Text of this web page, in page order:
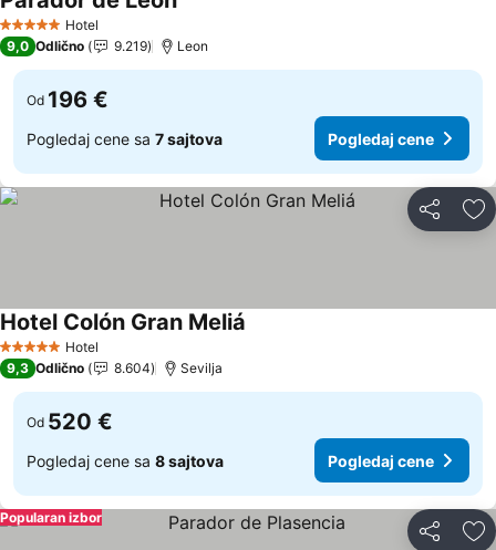
5 ZvezdiceHotel
Pogledaj cene
9,0 Odlično 9.219 Leon
Od 196 €
Pogledaj cene sa 7 sajtova Pogledaj cene
Deli
5 ZvezdiceHotel
Hotel Colón Gran Meliá
9,3 Odlično 8.604 Sevilja
Od 520 €
Pogledaj cene sa 8 sajtova Pogledaj cene
Deli
Popularan izbor